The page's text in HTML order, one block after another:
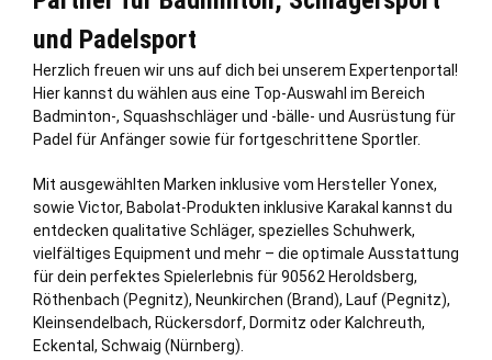
und Padelsport
Herzlich freuen wir uns auf dich bei unserem Expertenportal!
Hier kannst du wählen aus eine Top-Auswahl im Bereich
Badminton-, Squashschläger und -bälle- und Ausrüstung für
Padel für Anfänger sowie für fortgeschrittene Sportler.
Mit ausgewählten Marken inklusive vom Hersteller Yonex,
sowie Victor, Babolat-Produkten inklusive Karakal kannst du
entdecken qualitative Schläger, spezielles Schuhwerk,
vielfältiges Equipment und mehr – die optimale Ausstattung
für dein perfektes Spielerlebnis für 90562 Heroldsberg,
Röthenbach (Pegnitz), Neunkirchen (Brand), Lauf (Pegnitz),
Kleinsendelbach, Rückersdorf, Dormitz oder Kalchreuth,
Eckental , Schwaig (Nürnberg).